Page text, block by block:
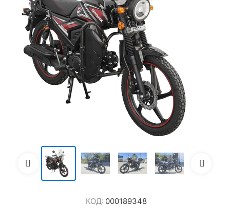
КОД: 000189348